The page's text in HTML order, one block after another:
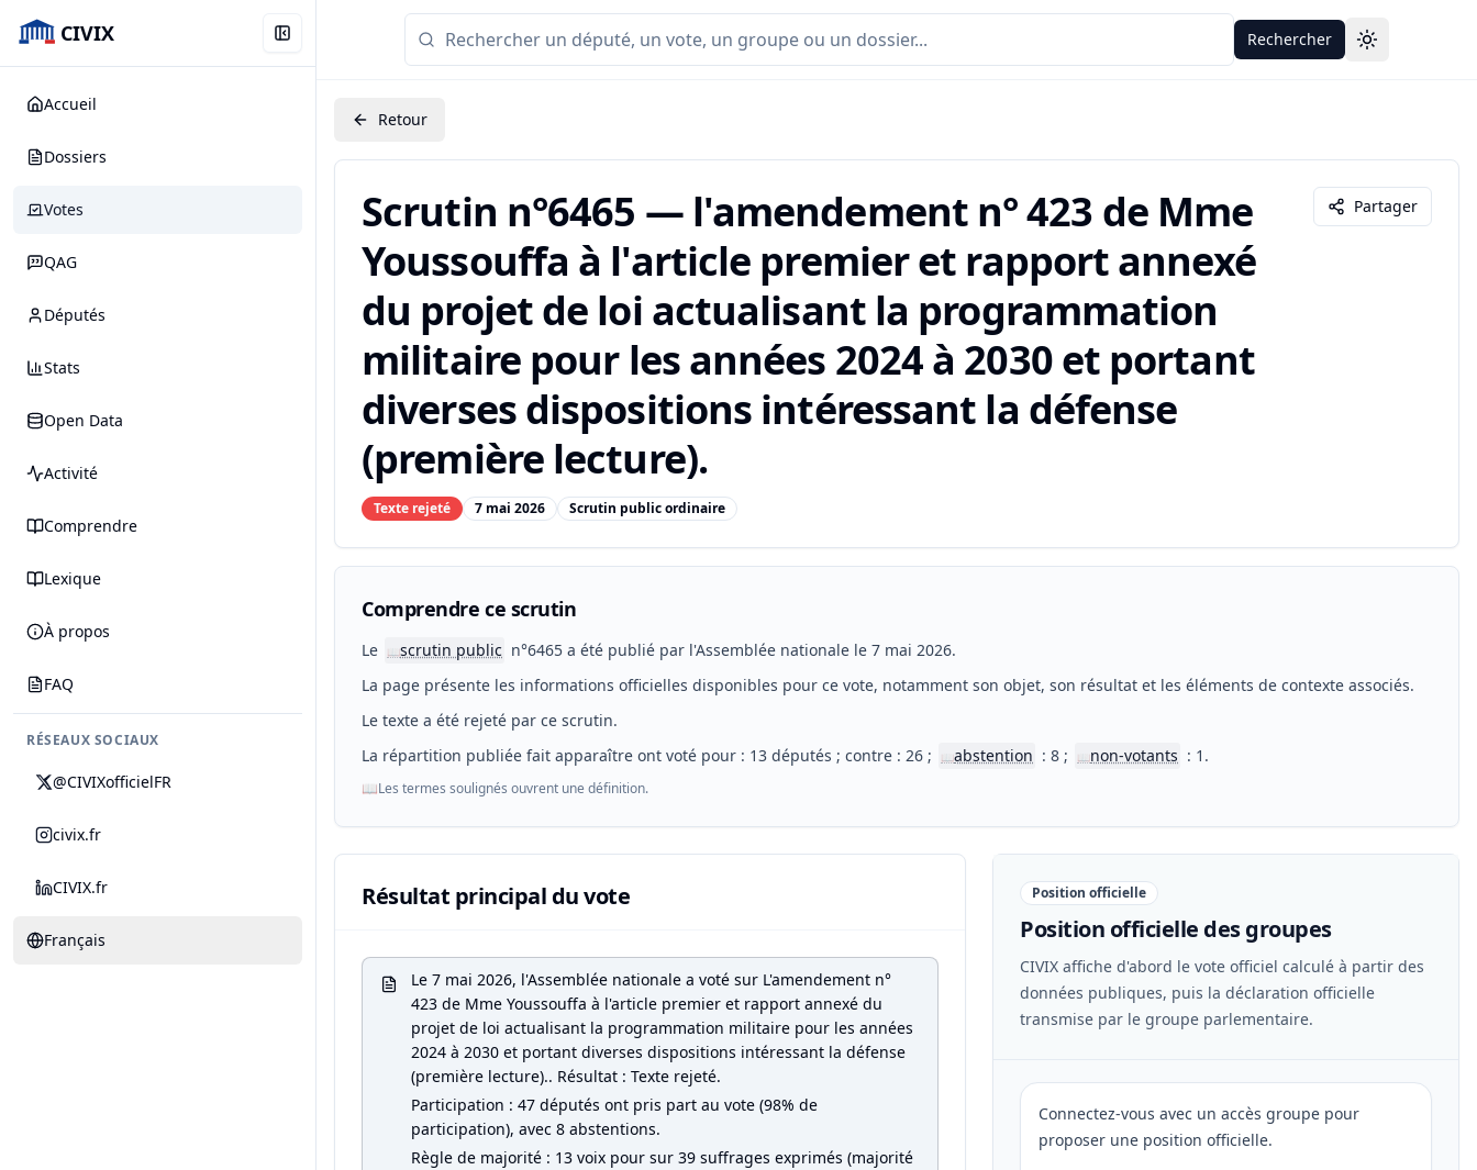
CIVIX
Accueil
Dossiers
Votes
QAG
Députés
Stats
Open Data
Activité
Comprendre
Lexique
À propos
FAQ
RÉSEAUX SOCIAUX
@CIVIXofficielFR
civix.fr
CIVIX.fr
Français
Rechercher Toggle theme
Retour
Scrutin n°6465 — l'amendement n° 423 de Mme
Youssouffa à l'article premier et rapport annexé
du projet de loi actualisant la programmation
militaire pour les années 2024 à 2030 et portant
diverses dispositions intéressant la défense
(première lecture).
Texte rejeté 7 mai 2026 Scrutin public ordinaire
Partager
Comprendre ce scrutin
Le 📖scrutin public n°6465 a été publié par l'Assemblée nationale le 7 mai 2026.
La page présente les informations officielles disponibles pour ce vote, notamment son objet, son résultat et les éléments de contexte associés.
Le texte a été rejeté par ce scrutin.
La répartition publiée fait apparaître ont voté pour : 13 députés ; contre : 26 ;
📖abstention : 8 ; 📖non-votants : 1.
📖Les termes soulignés ouvrent une définition.
Résultat principal du vote
Le 7 mai 2026, l'Assemblée nationale a voté sur L'amendement n°
423 de Mme Youssouffa à l'article premier et rapport annexé du
projet de loi actualisant la programmation militaire pour les années
2024 à 2030 et portant diverses dispositions intéressant la défense
(première lecture).. Résultat : Texte rejeté.
Participation : 47 députés ont pris part au vote (98% de
participation), avec 8 abstentions.
Règle de majorité : 13 voix pour sur 39 suffrages exprimés (majorité
Position officielle
Position officielle des groupes
CIVIX affiche d'abord le vote officiel calculé à partir des
données publiques, puis la déclaration officielle
transmise par le groupe parlementaire.
Connectez-vous avec un accès groupe pour
proposer une position officielle.